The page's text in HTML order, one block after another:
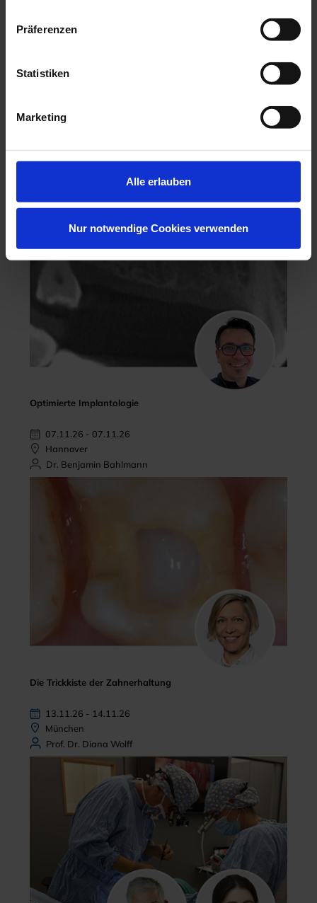
Präferenzen
Statistiken
Marketing
Alle erlauben
Nur notwendige Cookies verwenden
Hochästhetisches, nichtinvasives Veneering
Optimierte Implantologie
07.11.26 - 07.11.26
Hannover
Dr. Benjamin Bahlmann
Die Trickkiste der Zahnerhaltung
13.11.26 - 14.11.26
München
Prof. Dr. Diana Wolff